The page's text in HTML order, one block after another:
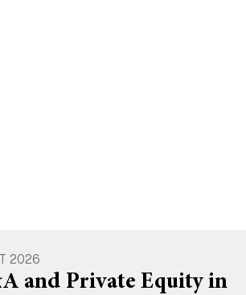
2026
and Private Equity in